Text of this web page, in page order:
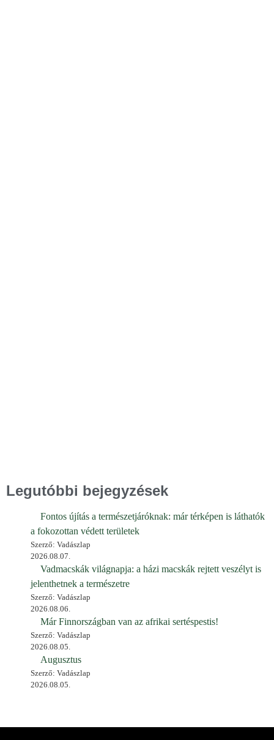
Legutóbbi bejegyzések
Fontos újítás a természetjáróknak: már térképen is láthatók
a fokozottan védett területek
Szerző: Vadászlap
2026.08.07.
Vadmacskák világnapja: a házi macskák rejtett veszélyt is
jelenthetnek a természetre
Szerző: Vadászlap
2026.08.06.
Már Finnországban van az afrikai sertéspestis!
Szerző: Vadászlap
2026.08.05.
Augusztus
Szerző: Vadászlap
2026.08.05.